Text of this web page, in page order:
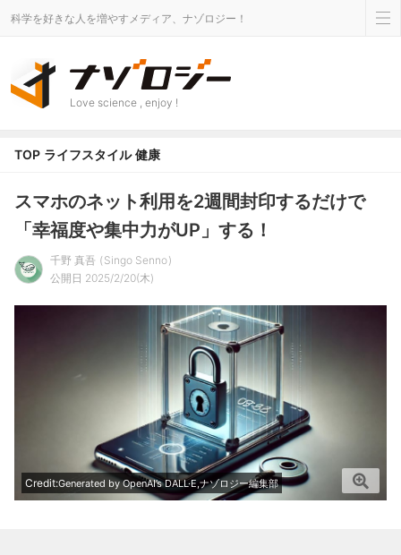
科学を好きな人を増やすメディア、ナゾロジー！
Love science , enjoy !
TOP ライフスタイル 健康
スマホのネット利用を2週間封印するだけで
「幸福度や集中力がUP」する！
千野 真吾
Singo Senno
公開日 2025/2/20(木)
Credit:Generated by OpenAI’s DALL·E,ナゾロジー編集部